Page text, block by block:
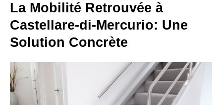
La Mobilité Retrouvée à
Castellare-di-Mercurio: Une
Solution Concrète